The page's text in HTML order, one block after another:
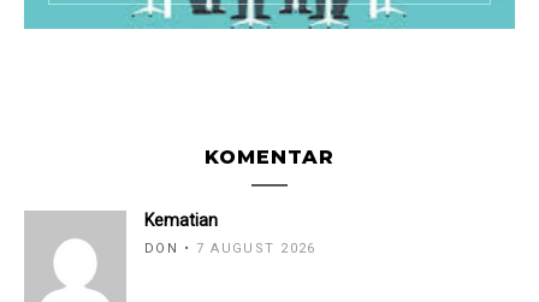
KOMENTAR
Kematian
DON 7 AUGUST 2026